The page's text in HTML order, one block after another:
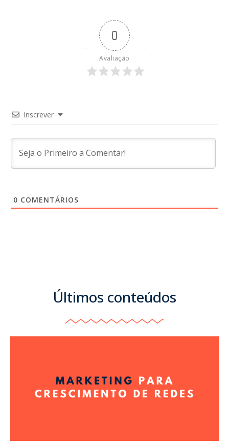
0
Avaliação
Inscrever
0 COMENTÁRIOS
Últimos conteúdos